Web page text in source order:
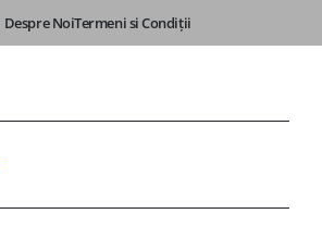
Despre NoiTermeni si Condiții